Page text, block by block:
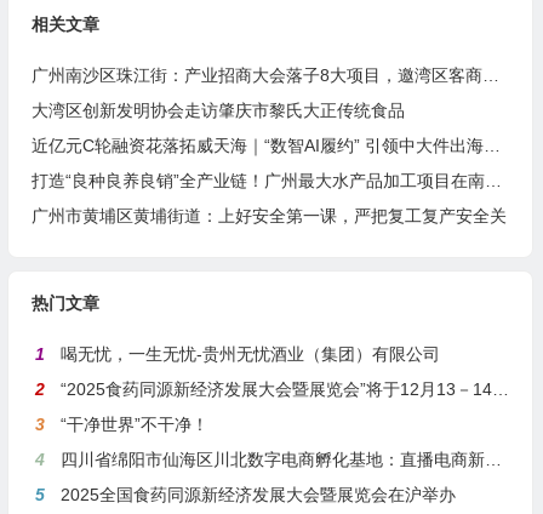
相关文章
广州南沙区珠江街：产业招商大会落子8大项目，邀湾区客商抢占“南沙站”红利
大湾区创新发明协会走访肇庆市黎氏大正传统食品
近亿元C轮融资花落拓威天海｜“数智AI履约” 引领中大件出海新基建
打造“良种良养良销”全产业链！广州最大水产品加工项目在南沙正式投产
广州市黄埔区黄埔街道：上好安全第一课，严把复工复产安全关
热门文章
1
喝无忧，一生无忧-贵州无忧酒业（集团）有限公司
2
“2025食药同源新经济发展大会暨展览会”将于12月13－14日在沪举行
3
“干净世界”不干净！
4
四川省绵阳市仙海区川北数字电商孵化基地：直播电商新引擎，预计年产值达5亿
5
2025全国食药同源新经济发展大会暨展览会在沪举办